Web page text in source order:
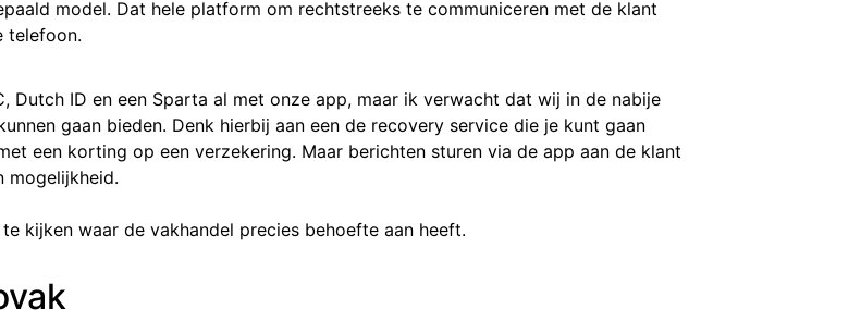
model. Dat hele platform om rechtstreeks te communiceren met de klant
telefoon.
Dutch ID en een Sparta al met onze app, maar ik verwacht dat wij in de nabije
gaan bieden. Denk hierbij aan een de recovery service die je kunt gaan
een korting op een verzekering. Maar berichten sturen via de app aan de klant
mogelijkheid.
kijken waar de vakhandel precies behoefte aan heeft.